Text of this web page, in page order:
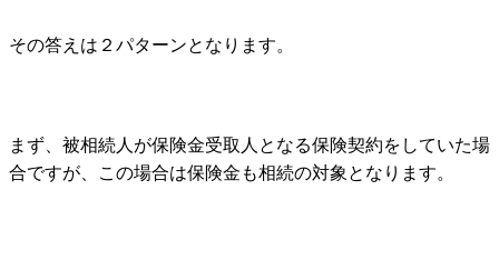
その答えは２パターンとなります。
まず、 被相続人が保険金受取人となる保険契約をしていた場
合ですが、この場合は保険金も相続の対象となります。